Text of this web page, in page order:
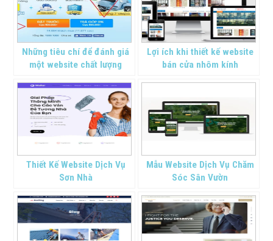
Những tiêu chí để đánh giá
một website chất lượng
Lợi ích khi thiết kế website
bán cửa nhôm kính
Thiết Kế Website Dịch Vụ
Sơn Nhà
Mẫu Website Dịch Vụ Chăm
Sóc Sân Vườn